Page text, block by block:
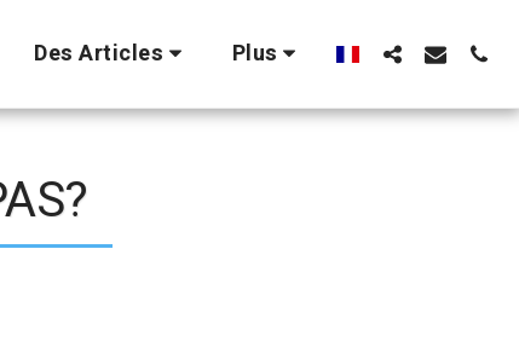
Des Articles Plus